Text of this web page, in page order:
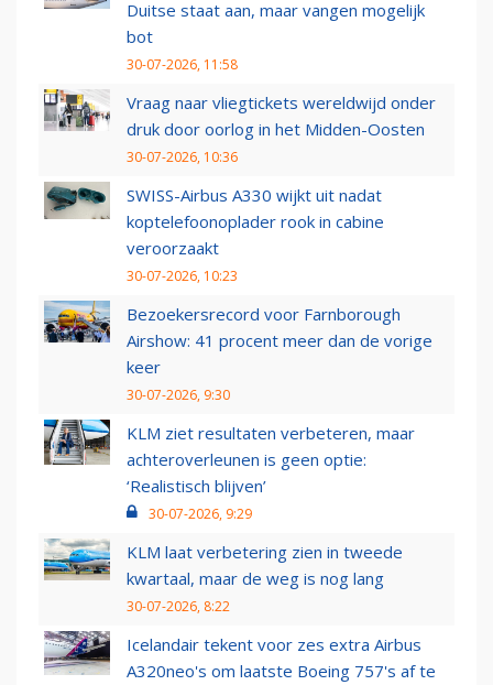
Duitse staat aan, maar vangen mogelijk
bot
30-07-2026, 11:58
Vraag naar vliegtickets wereldwijd onder
druk door oorlog in het Midden-Oosten
30-07-2026, 10:36
SWISS-Airbus A330 wijkt uit nadat
koptelefoonoplader rook in cabine
veroorzaakt
30-07-2026, 10:23
Bezoekersrecord voor Farnborough
Airshow: 41 procent meer dan de vorige
keer
30-07-2026, 9:30
KLM ziet resultaten verbeteren, maar
achteroverleunen is geen optie:
‘Realistisch blijven’
30-07-2026, 9:29
KLM laat verbetering zien in tweede
kwartaal, maar de weg is nog lang
30-07-2026, 8:22
Icelandair tekent voor zes extra Airbus
A320neo's om laatste Boeing 757's af te